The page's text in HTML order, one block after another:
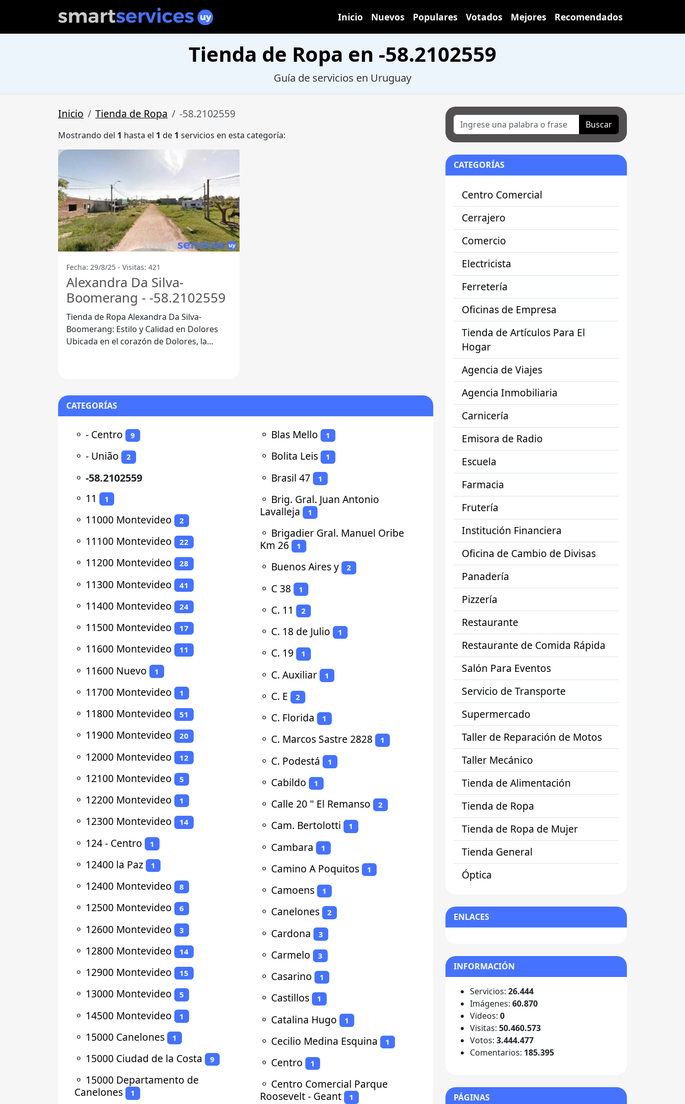
Inicio Nuevos Populares Votados Mejores Recomendados
Tienda de Ropa en -58.2102559
Guía de servicios en Uruguay
Inicio Tienda de Ropa -58.2102559
Mostrando del 1 hasta el 1 de 1 servicios en esta categoría:
Fecha: 29/8/25 - Visitas: 421
Alexandra Da Silva-
Boomerang - -58.2102559
Tienda de Ropa Alexandra Da Silva-
Boomerang: Estilo y Calidad en Dolores
Ubicada en el corazón de Dolores, la
CATEGORÍAS
⚬ - Centro 9
⚬ - União 2
⚬ -58.2102559
⚬ 11 1
⚬ 11000 Montevideo 2
⚬ 11100 Montevideo 22
⚬ 11200 Montevideo 28
⚬ 11300 Montevideo 41
⚬ 11400 Montevideo 24
⚬ 11500 Montevideo 17
⚬ 11600 Montevideo 11
⚬ 11600 Nuevo 1
⚬ 11700 Montevideo 1
⚬ 11800 Montevideo 51
⚬ 11900 Montevideo 20
⚬ 12000 Montevideo 12
⚬ 12100 Montevideo 5
⚬ 12200 Montevideo 1
⚬ 12300 Montevideo 14
⚬ 124 - Centro 1
⚬ 12400 la Paz 1
⚬ 12400 Montevideo 8
⚬ 12500 Montevideo 6
⚬ 12600 Montevideo 3
⚬ 12800 Montevideo 14
⚬ 12900 Montevideo 15
⚬ 13000 Montevideo 5
⚬ 14500 Montevideo 1
⚬ 15000 Canelones 1
⚬ 15000 Ciudad de la Costa 9
⚬ 15000 Departamento de
Canelones
1
⚬ Blas Mello 1
⚬ Bolita Leis 1
⚬ Brasil 47 1
⚬ Brig. Gral. Juan Antonio
Lavalleja
1
⚬ Brigadier Gral. Manuel Oribe
Km 26
1
⚬ Buenos Aires y 2
⚬ C 38 1
⚬ C. 11 2
⚬ C. 18 de Julio 1
⚬ C. 19 1
⚬ C. Auxiliar 1
⚬ C. E 2
⚬ C. Florida 1
⚬ C. Marcos Sastre 2828 1
⚬ C. Podestá 1
⚬ Cabildo 1
⚬ Calle 20 " El Remanso 2
⚬ Cam. Bertolotti 1
⚬ Cambara 1
⚬ Camino A Poquitos 1
⚬ Camoens 1
⚬ Canelones 2
⚬ Cardona 3
⚬ Carmelo 3
⚬ Casarino 1
⚬ Castillos 1
⚬ Catalina Hugo 1
⚬ Cecilio Medina Esquina 1
⚬ Centro 1
⚬ Centro Comercial Parque
Roosevelt - Geant
1
Buscar
CATEGORÍAS
Centro Comercial
Cerrajero
Comercio
Electricista
Ferretería
Oficinas de Empresa
Tienda de Artículos Para El
Hogar
Agencia de Viajes
Agencia Inmobiliaria
Carnicería
Emisora de Radio
Escuela
Farmacia
Frutería
Institución Financiera
Oficina de Cambio de Divisas
Panadería
Pizzería
Restaurante
Restaurante de Comida Rápida
Salón Para Eventos
Servicio de Transporte
Supermercado
Taller de Reparación de Motos
Taller Mecánico
Tienda de Alimentación
Tienda de Ropa
Tienda de Ropa de Mujer
Tienda General
Óptica
ENLACES
INFORMACIÓN
Servicios: 26.444
Imágenes: 60.870
Videos: 0
Visitas: 50.460.573
Votos: 3.444.477
Comentarios: 185.395
PÁGINAS